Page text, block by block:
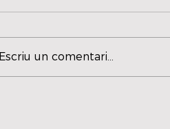
Escriu un comentari...